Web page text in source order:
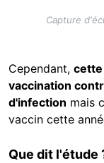
Capture
Cependant, cette
vaccination
d'infection mais
vaccin cette
Que dit l'étude